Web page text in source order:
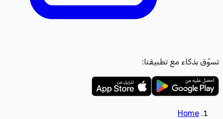
تسوّق بذكاء مع تطبيقنا:
Home